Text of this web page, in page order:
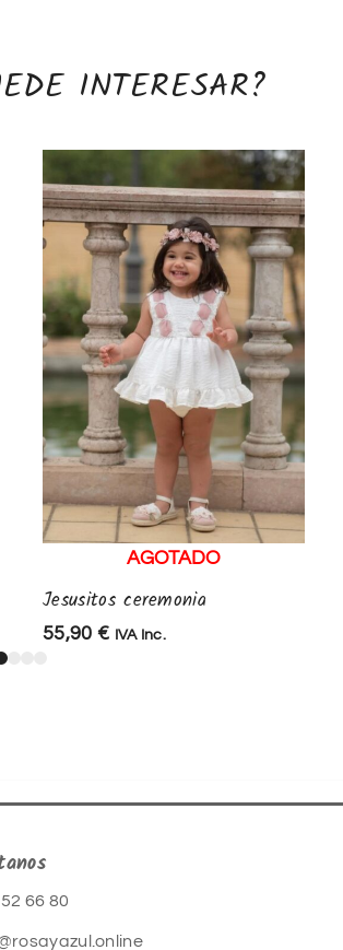
INTERESAR?
AGOTADO
Jesusitos ceremonia
55,90 € IVA Inc.
66 80